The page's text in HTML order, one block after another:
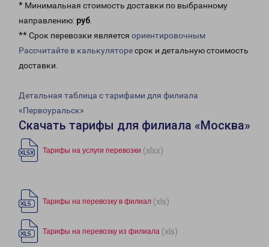
* Минимальная стоимость доставки по выбранному
направлению: руб.
** Срок перевозки является ориентировочным
Рассчитайте в калькуляторесрок и детальную стоимость
доставки.
Детальная таблица с тарифами для филиала
«Первоуральск»
Скачать тарифы для филиала «Москва»
Тарифы на услуги перевозки (xlsx)
Тарифы на перевозку в филиал (xls)
Тарифы на перевозку из филиала (xls)